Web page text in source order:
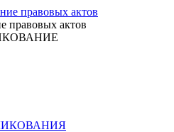
правовых актов